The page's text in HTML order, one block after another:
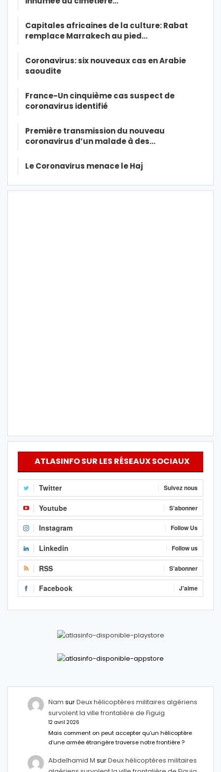
Capitales africaines de la culture: Rabat
remplace Marrakech au pied…
Coronavirus: six nouveaux cas en Arabie
saoudite
France-Un cinquième cas suspect de
coronavirus identifié
Première transmission du nouveau
coronavirus d’un malade à des…
Le Coronavirus menace le Haj
ATLASINFO SUR LES RÉSEAUX SOCIAUX
Twitter Suivez nous
Youtube S'abonner
Instagram Follow Us
Linkedin Follow us
RSS S'abonner
Facebook J'aime
Nam surDeux hélicoptères militaires algériens
survolent la ville frontalière de Figuig
12 avril 2026
Mais comment on peut accepter qu’un hélicoptère
d’une armée étrangère traverse notre frontière ?
Abdelhamid M surDeux hélicoptères militaires